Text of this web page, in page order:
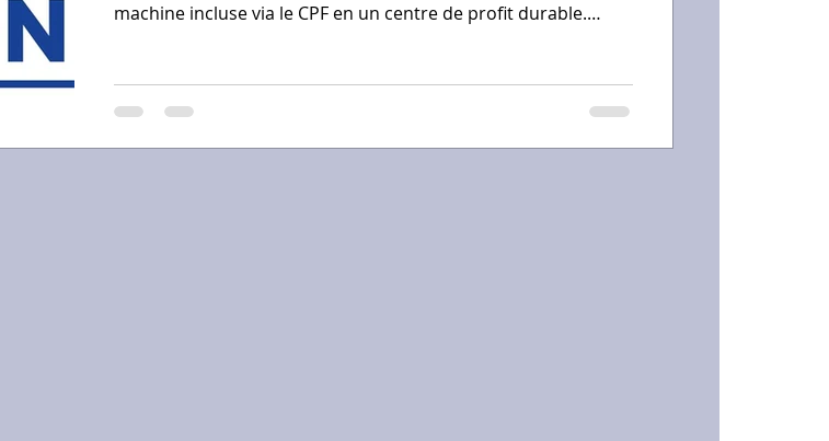
machine incluse via le CPF en un centre de profit durable.
d'optimiser vos lancements de production à 500 mm/s.
Intégrez systématiquement un rituel de maintenance
préventive : nettoyage du plateau PEI et inspection visuelle du